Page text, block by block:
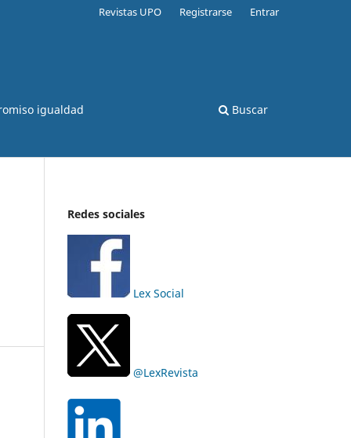
igualdad Buscar
Revistas UPO Registrarse Entrar
Redes sociales
Lex Social
@LexRevista